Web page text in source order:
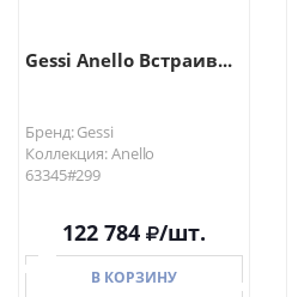
Gessi Anello Встраив...
Бренд: Gessi
Коллекция: Anello
63345#299
122 784 /шт.
В КОРЗИНУ